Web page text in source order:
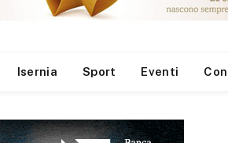
Isernia Sport Eventi